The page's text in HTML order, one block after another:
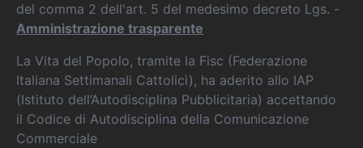
del comma 2 dell'art. 5 del medesimo decreto Lgs. -
Amministrazione trasparente
La Vita del Popolo, tramite la Fisc (Federazione
Italiana Settimanali Cattolici), ha aderito allo IAP
(Istituto dell’Autodisciplina Pubblicitaria) accettando
il Codice di Autodisciplina della Comunicazione
Commerciale